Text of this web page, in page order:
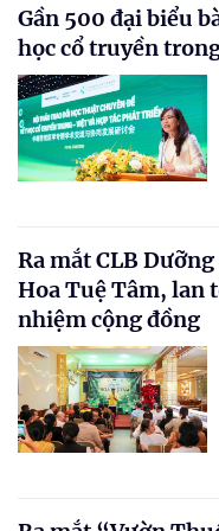
Gần 500 đại biểu
học cổ truyền
Ra mắt CLB
Hoa Tuệ Tâm, lan
nhiệm cộng đồng